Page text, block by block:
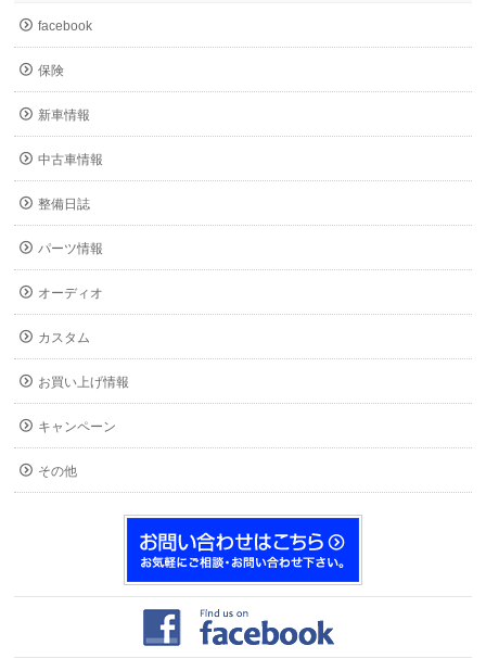
facebook
保険
新車情報
中古車情報
整備日誌
パーツ情報
オーディオ
カスタム
お買い上げ情報
キャンペーン
その他